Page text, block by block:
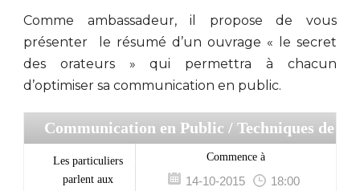
Comme ambassadeur, il propose de vous
présenter le résumé d’un ouvrage « le secret
des orateurs » qui permettra à chacun
d’optimiser sa communication en public.
Communication en Public / Techniques de
communication
Les particuliers
parlent aux
Commence à
14-10-2015 18:00